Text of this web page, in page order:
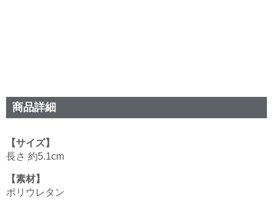
商品詳細
【サイズ】
長さ 約5.1cm
【素材】
ポリウレタン